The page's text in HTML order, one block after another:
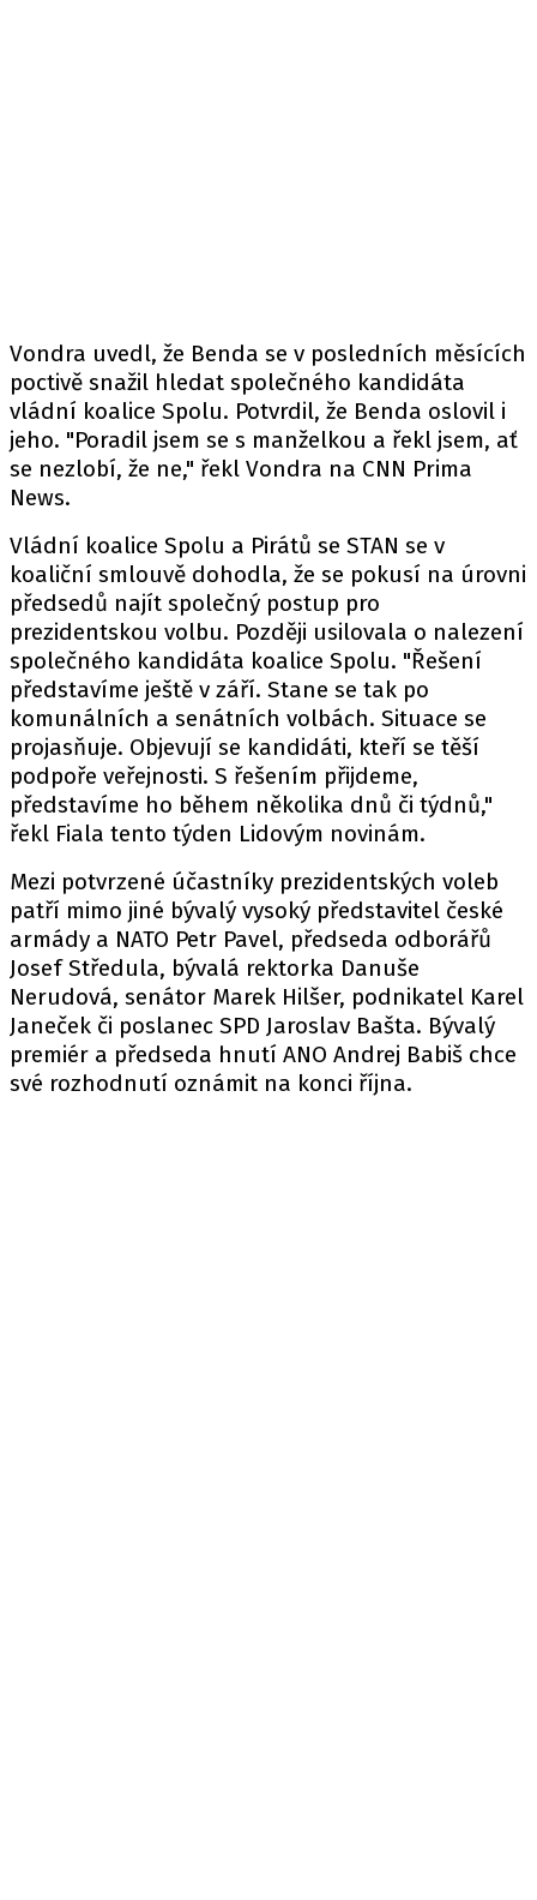
Vondra uvedl, že Benda se v posledních měsících
poctivě snažil hledat společného kandidáta
vládní koalice Spolu. Potvrdil, že Benda oslovil i
jeho. "Poradil jsem se s manželkou a řekl jsem, ať
se nezlobí, že ne," řekl Vondra na CNN Prima
News.
Vládní koalice Spolu a Pirátů se STAN se v
koaliční smlouvě dohodla, že se pokusí na úrovni
předsedů najít společný postup pro
prezidentskou volbu. Později usilovala o nalezení
společného kandidáta koalice Spolu. "Řešení
představíme ještě v září. Stane se tak po
komunálních a senátních volbách. Situace se
projasňuje. Objevují se kandidáti, kteří se těší
podpoře veřejnosti. S řešením přijdeme,
představíme ho během několika dnů či týdnů,"
řekl Fiala tento týden Lidovým novinám.
Mezi potvrzené účastníky prezidentských voleb
patří mimo jiné bývalý vysoký představitel české
armády a NATO Petr Pavel, předseda odborářů
Josef Středula, bývalá rektorka Danuše
Nerudová, senátor Marek Hilšer, podnikatel Karel
Janeček či poslanec SPD Jaroslav Bašta. Bývalý
premiér a předseda hnutí ANO Andrej Babiš chce
své rozhodnutí oznámit na konci října.